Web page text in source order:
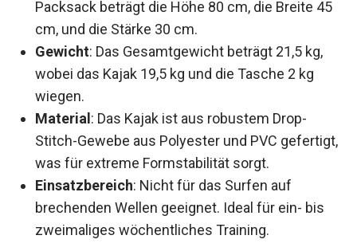
von 517 cm und eine Breite von 54 cm. Im
Packsack beträgt die Höhe 80 cm, die Breite
45 cm, und die Stärke 30 cm.
Gewicht: Das Gesamtgewicht beträgt 21,5 kg,
wobei das Kajak 19,5 kg und die Tasche 2 kg
wiegen.
Material: Das Kajak ist aus robustem Drop-
Stitch-Gewebe aus Polyester und PVC
gefertigt, was für extreme Formstabilität
sorgt.
Einsatzbereich: Nicht für das Surfen auf